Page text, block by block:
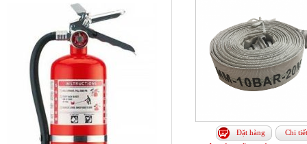
Đặt hàng Chi tiết